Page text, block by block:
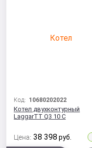
Код: 10680202022
Котел двухконтурный
LaggarTT Q3 10 C
Цена: 38 398 руб.